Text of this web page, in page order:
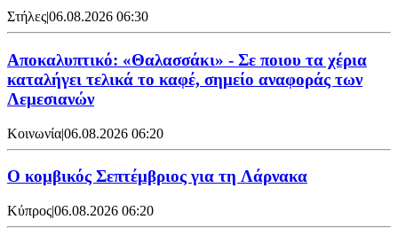
Στήλες|06.08.2026 06:30
Αποκαλυπτικό: «Θαλασσάκι» - Σε ποιου τα χέρια
καταλήγει τελικά το καφέ, σημείο αναφοράς των
Λεμεσιανών
Κοινωνία|06.08.2026 06:20
Ο κομβικός Σεπτέμβριος για τη Λάρνακα
Κύπρος|06.08.2026 06:20